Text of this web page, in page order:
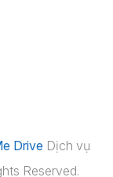
Drive Dịch vụ
Reserved.